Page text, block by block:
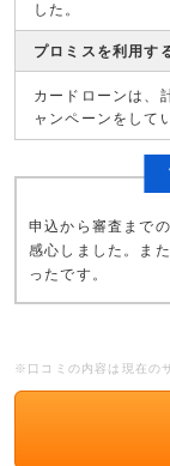
した。
プロミスを利用す
カードローンは、
ャンペーンをして
申込から審査まで
感心しました。ま
ったです。
※口コミの内容は現在の